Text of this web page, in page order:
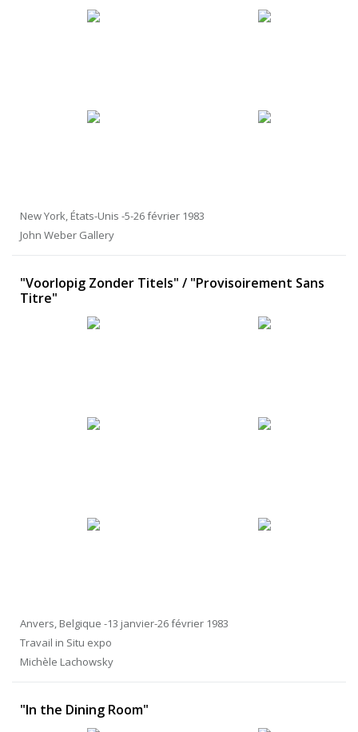
New York, États-Unis -5-26 février 1983
John Weber Gallery
"Voorlopig Zonder Titels" / "Provisoirement Sans
Titre"
Anvers, Belgique -13 janvier-26 février 1983
Travail in Situ expo
Michèle Lachowsky
"In the Dining Room"